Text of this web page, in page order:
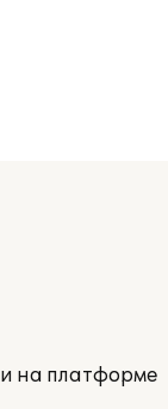
на платформе